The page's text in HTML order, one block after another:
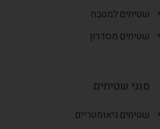
שטיחים למטבח
שטיחים מסדרון
סוגי שטיחים
שטיחים גיאומטריים